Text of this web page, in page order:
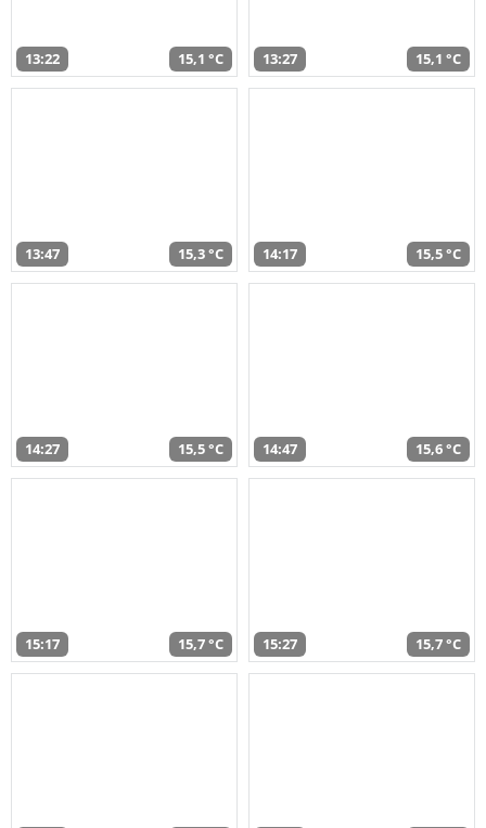
13:22 15,1 °C 13:27 15,1 °C
13:47 15,3 °C 14:17 15,5 °C
14:27 15,5 °C 14:47 15,6 °C
15:17 15,7 °C 15:27 15,7 °C